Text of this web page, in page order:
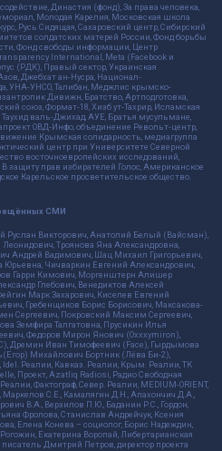
Династия (фонд), За права человека,
Молодая Карелия, Московская школа
Русь Сидящая, Сахаровский центр, Сибирский
солдатских матерей России, Фонд борьбы
Фонд свободы информации, Центр
International, Meta (Facebook и
(РДК), Правый сектор, Украинская
Джебхат ан-Нусра, Национал-
УНА-УНСО, Талибан, Меджлис крымско-
Дивижн, Братство, Артподготовка,
союз, Формат-18, Хизб ут-Тахрир, Исламская
валь-Джихад, АУЕ, Братья мусульмане,
ОВД-Инфо, объединение Револьт-центр,
Крымская солидарность, медиагруппа
центр при Университете Северной
восточноевропейских исследований,
защиту прав избирателей Голос, Американское
Карельское просветительское общество.
СМИ
Руслан Викторович, Анатолий Белый (Вайсман),
Троянова Яна Александровна,
Андрей Вадимович, Шац Михаил Григорьевич,
Юрьевна, Чичваркин Евгений Александрович,
Гарри Кимович, Моргенштерн Алишер
Глебович, Венедиктов Алексей
Марк Захарович, Киселев Евгений
Гребенщиков Борис Борисович, Максакова-
Сергеевич, Покровский Максим Сергеевич,
Земфира Талгатовна, Прусикин Илья
Федоров Мирон Янович (Oxxxymiron),
Дремин Иван Тимофеевич (Face), Гырдымова
Михайлович Бортник (Лёва Би-2),
Реалии, Кавказ. Реалии, Крым. Реалии, ТК
Проект, Azatliq Radiosi, Радио Свободная
Фактограф, Север. Реалии, MEDIUM-ORIENT,
С.Е., Камалягин Д.Н., Апахончич Д.А.,
В.А., Верзилов П.Ю., Баданин Р.С., Гордон,
Фролова, Станислав Андрейчук, Ксения
Елена Конева – социолог, Борис Надеждин,
Екатерина Воропай, Либертарианская
Дмитрий Петров, директор проекта